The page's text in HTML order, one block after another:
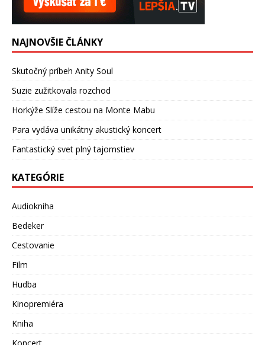
NAJNOVŠIE ČLÁNKY
Skutočný príbeh Anity Soul
Suzie zužitkovala rozchod
Horkýže Slíže cestou na Monte Mabu
Para vydáva unikátny akustický koncert
Fantastický svet plný tajomstiev
KATEGÓRIE
Audiokniha
Bedeker
Cestovanie
Film
Hudba
Kinopremiéra
Kniha
Koncert